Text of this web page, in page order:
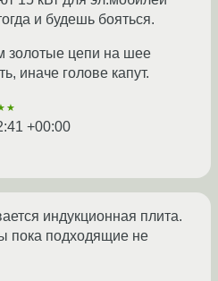
и будешь бояться.
золотые цепи на шее
иначе голове капут.
+00:00
индукционная плита.
пока подходящие не